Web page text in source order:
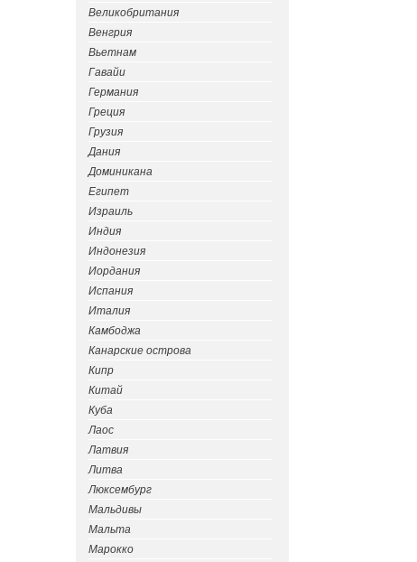
Великобритания
Венгрия
Вьетнам
Гавайи
Германия
Греция
Грузия
Дания
Доминикана
Египет
Израиль
Индия
Индонезия
Иордания
Испания
Италия
Камбоджа
Канарские острова
Кипр
Китай
Куба
Лаос
Латвия
Литва
Люксембург
Мальдивы
Мальта
Марокко